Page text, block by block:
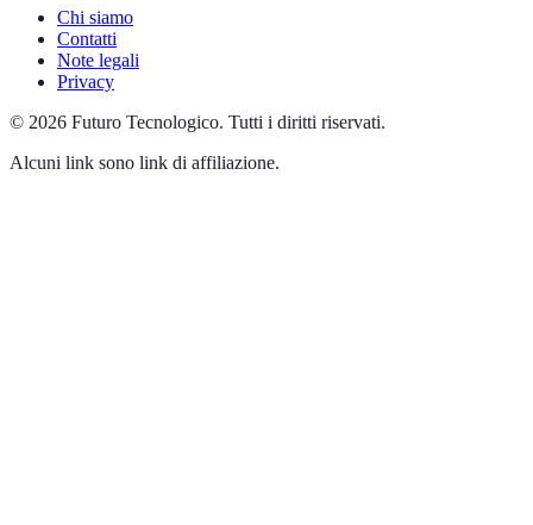
Chi siamo
Contatti
Note legali
Privacy
© 2026 Futuro Tecnologico. Tutti i diritti riservati.
Alcuni link sono link di affiliazione.